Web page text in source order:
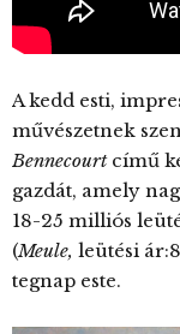
A kedd esti,
művészetnek
Bennecourtcímű
gazdát, amely
18-25 milliós
(Meule, leütési
tegnap este.